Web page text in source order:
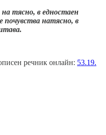
на тясно, в едностаен
почувства натясно, в
речник онлайн: 53.19.